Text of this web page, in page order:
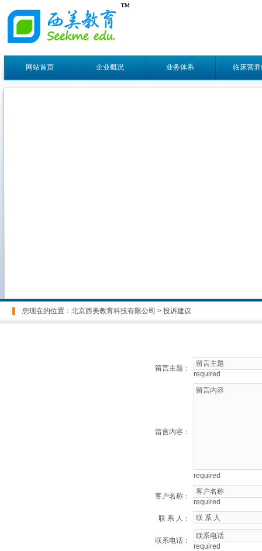
网站首页 企业概况 业务体系 临床营
您现在的位置： 北京西美教育科技有限公司 > 投诉建议
留言主题：
required
留言内容：
required
客户名称：
required
联 系 人：
联系电话：
required